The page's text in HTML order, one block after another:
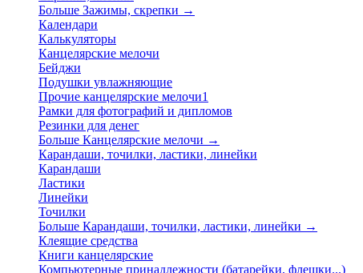
Больше Зажимы, скрепки →
Календари
Калькуляторы
Канцелярские мелочи
Бейджи
Подушки увлажняющие
Прочие канцелярские мелочи1
Рамки для фотографий и дипломов
Резинки для денег
Больше Канцелярские мелочи →
Карандаши, точилки, ластики, линейки
Карандаши
Ластики
Линейки
Точилки
Больше Карандаши, точилки, ластики, линейки →
Клеящие средства
Книги канцелярские
Компьютерные принадлежности (батарейки, флешки...)